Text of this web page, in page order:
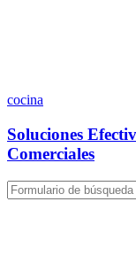
cocina
Soluciones
Comerciales